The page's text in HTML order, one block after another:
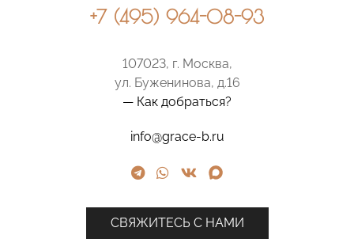
+7 (495) 964-08-93
107023, г. Москва,
ул. Буженинова, д.16
— Как добраться?
info@grace-b.ru
СВЯЖИТЕСЬ С НАМИ